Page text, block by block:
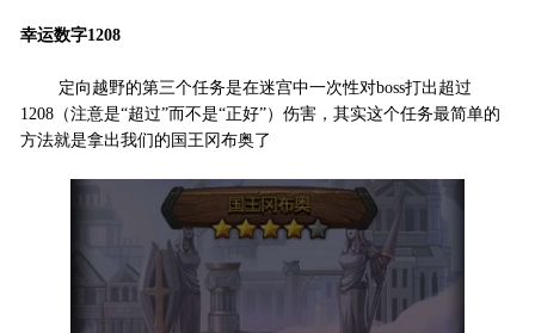
幸运数字1208
定向越野的第三个任务是在迷宫中一次性对boss打出超过
1208（注意是“超过”而不是“正好”）伤害，其实这个任务最简单的
方法就是拿出我们的国王冈布奥了